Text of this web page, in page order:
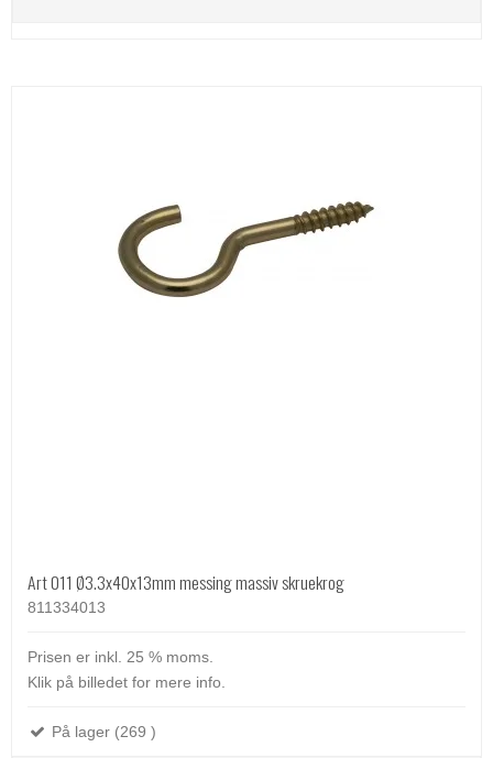
Art 011 Ø3.3x40x13mm messing massiv skruekrog
811334013
Prisen er inkl. 25 % moms.
Klik på billedet for mere info.
På lager (269 )